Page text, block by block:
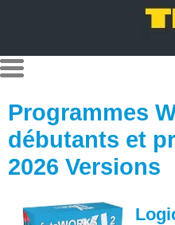
Programmes
débutants et
2026 Versions